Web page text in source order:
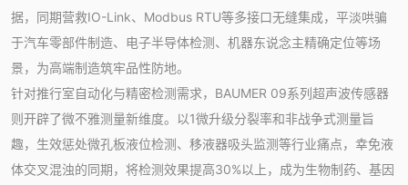
据，同期营救IO-Link、Modbus RTU等多接口无缝集成，平淡哄骗
于汽车零部件制造、电子半导体检测、机器东说念主精确定位等场
景，为高端制造筑牢品性防地。
针对推行室自动化与精密检测需求，BAUMER 09系列超声波传感器
则开辟了微不雅测量新维度。以1微升级分裂率和非战争式测量旨
趣，生效惩处微孔板液位检测、移液器吸头监测等行业痛点，幸免液
体交叉混浊的同期，将检测效果提高30%以上，成为生物制药、基因